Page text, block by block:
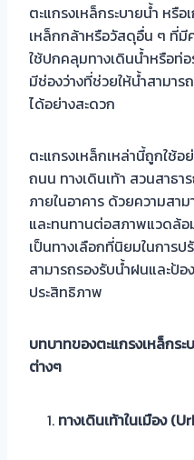
ตะแกรงเหล็กระบายน้ำ หรื
เหล็กกล้าหรือวัสดุอื่น ๆ ที่มี
ใช้ปกคลุมทางเดินน้ำหรือท่
มีช่องว่างที่ช่วยให้น้ำสามา
ได้อย่างสะดวก
ตะแกรงเหล็กเหล่านี้ถูกใช้
ถนน ทางเดินเท้า สวนสาธ
ภายในอาคาร ด้วยความสา
และทนทานต่อสภาพแวดล้อ
เป็นทางเลือกที่นิยมในการ
สามารถรองรับน้ำฝนและป้
ประสิทธิภาพ
บทบาทของตะแกรงเหล็กร
ต่างๆ
ทางเดินเท้าในเมือง